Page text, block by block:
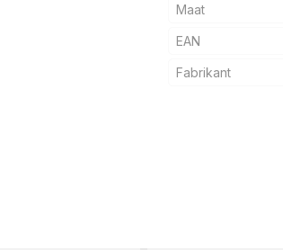
Maat
EAN
Fabrikant